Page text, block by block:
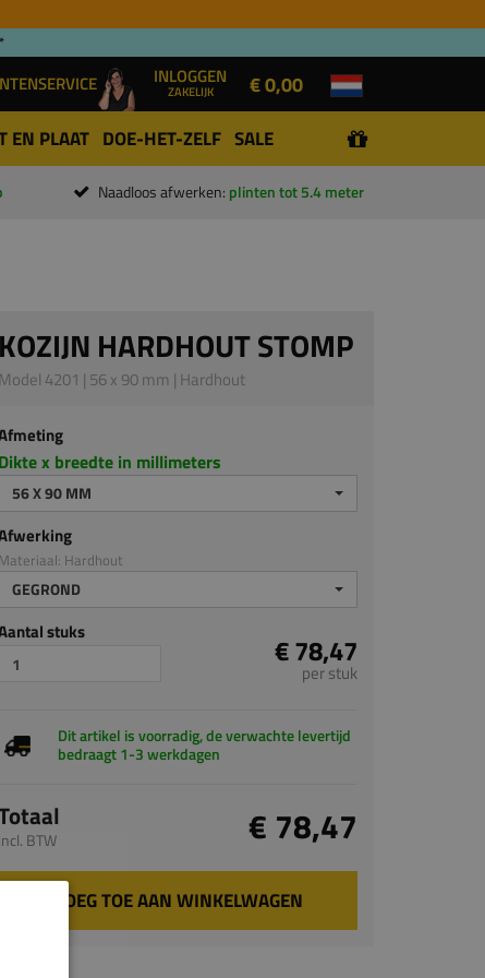
INLOGGEN
ZAKELIJK € 0,00
EN PLAAT DOE-HET-ZELF SALE
Naadloos afwerken: plinten tot 5.4 meter
KOZIJN HARDHOUT STOMP
Model 4201 | 56 x 90 mm | Hardhout
Dikte x breedte in millimeters
56 X 90 MM
Materiaal: Hardhout
GEGROND
stuks € 78,47
per stuk
Dit artikel is voorradig, de verwachte levertijd
bedraagt 1-3 werkdagen
incl. BTW € 78,47
VOEG TOE AAN WINKELWAGEN